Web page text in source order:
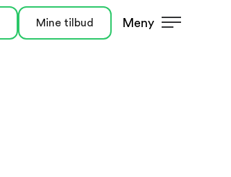
Mine tilbud Meny